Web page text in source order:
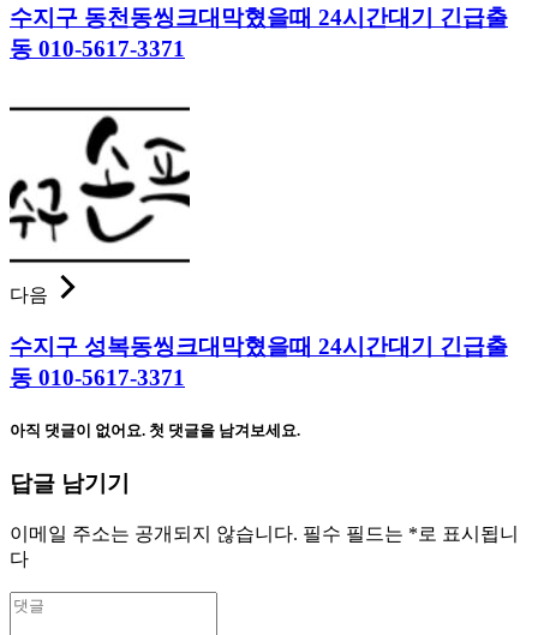
수지구 동천동씽크대막혔을때 24시간대기 긴급출
동 010-5617-3371
다음
수지구 성복동씽크대막혔을때 24시간대기 긴급출
동 010-5617-3371
아직 댓글이 없어요. 첫 댓글을 남겨보세요.
답글 남기기
이메일 주소는 공개되지 않습니다. 필수 필드는 *로 표시됩니
다